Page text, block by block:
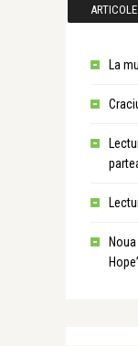
La